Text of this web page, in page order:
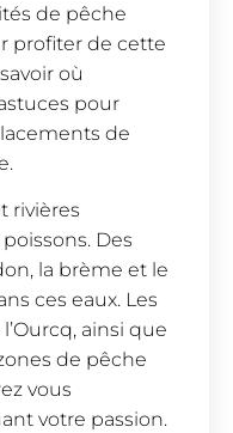
de pêche
profiter de cette
où
pour
de
rivières
Des
la brème et le
ces eaux. Les
ainsi que
de pêche
vous
votre passion.